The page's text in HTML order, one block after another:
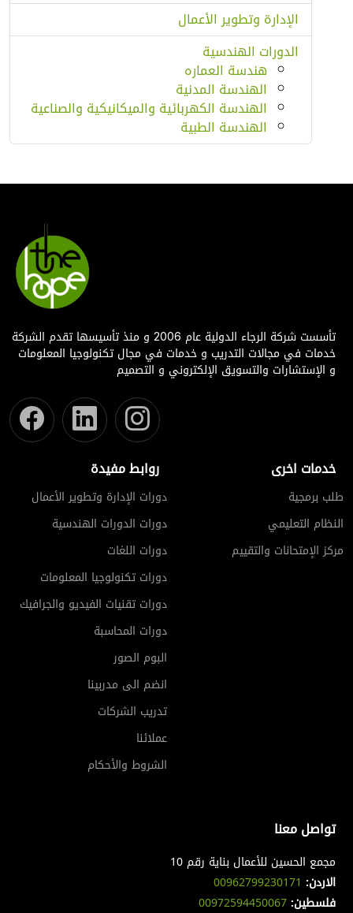
الإدارة وتطوير الأعمال
الدورات الهندسية
هندسة العماره
الهندسة المدنية
الهندسة الكهربائية والميكانيكية والصناعية
الهندسة الطبية
تأسست شركة الرجاء الدولية عام 2006 و منذ تأسيسها تقدم الشركة
خدمات في مجالات التدريب و خدمات في مجال تكنولوجيا المعلومات
و الإستشارات والتسويق الإلكتروني و التصميم
روابط مفيدة
دورات الإدارة وتطوير الأعمال
دورات الدورات الهندسية
دورات اللغات
دورات تكنولوجيا المعلومات
دورات تقنيات الفيديو والجرافيك
دورات المحاسبة
البوم الصور
انضم الى مدربينا
تدريب الشركات
عملائنا
الشروط والأحكام
خدمات اخرى
طلب برمجية
النظام التعليمي
مركز الإمتحانات والتقييم
تواصل معنا
مجمع الحسين للأعمال بناية رقم 10
الاردن: 00962799230171
فلسطين:00972594450067